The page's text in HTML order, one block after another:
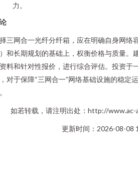
力。
三网合一光纤分纤箱，应在明确自身网络
和长期规划的基础上，权衡价格与质量。
料和针对性报价，进行综合评估。投资于
对于保障“三网合一”网络基础设施的稳定
如若转载，请注明出处：http://
更新时间：2026-08-08